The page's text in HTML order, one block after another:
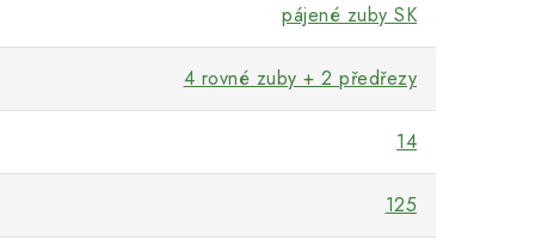
pájené zuby SK
4 rovné zuby + 2 předřezy
14
125